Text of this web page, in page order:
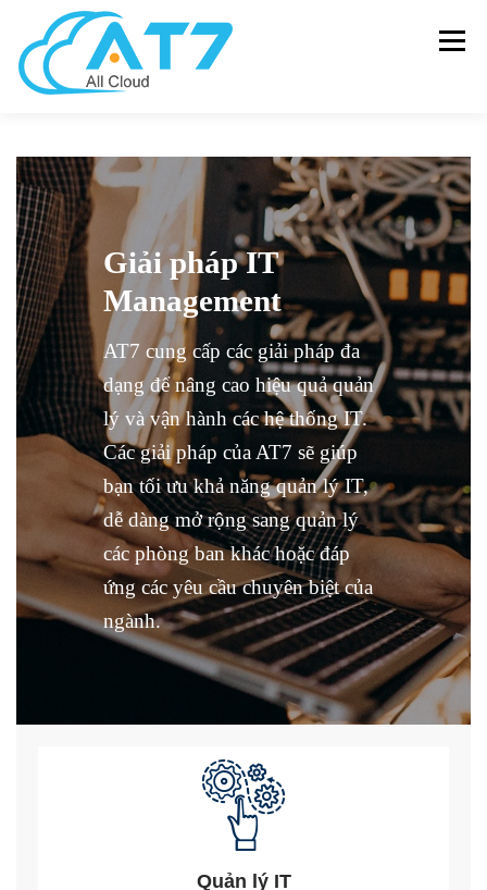
Menu
SOLUTIONS HARDWARE SOFTWARE
MANAGEENGINE NEWS – BLOG ABOUT US
CONTACT US
Giải pháp IT
Management
AT7 cung cấp các giải pháp đa
dạng để nâng cao hiệu quả quản
lý và vận hành các hệ thống IT.
Các giải pháp của AT7 sẽ giúp
bạn tối ưu khả năng quản lý IT,
dễ dàng mở rộng sang quản lý
các phòng ban khác hoặc đáp
ứng các yêu cầu chuyên biệt của
ngành.
Quản lý IT